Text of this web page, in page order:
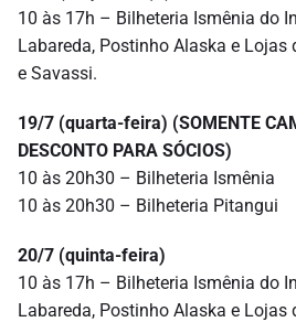
10 às 17h – Bilheteria Ismênia do
Labareda, Postinho Alaska e Lojas
e Savassi.
19/7 (quarta-feira) (SOMENTE
DESCONTO PARA SÓCIOS)
10 às 20h30 – Bilheteria Ismênia
10 às 20h30 – Bilheteria Pitangui
20/7 (quinta-feira)
10 às 17h – Bilheteria Ismênia do
Labareda, Postinho Alaska e Lojas